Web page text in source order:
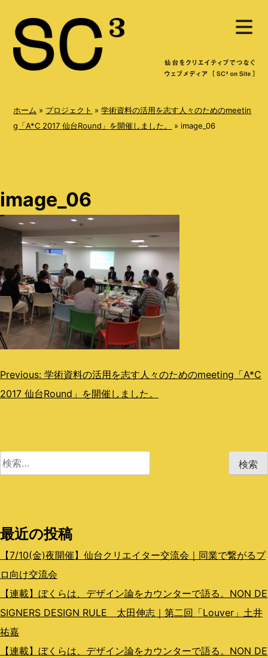
n
メ
ニ
を
開
く
ホーム » プロジェクト »学術資料の活用を志す人々のためのmeetin
g「A*C 2017 仙台Round」を開催しました。
» image_06
image_06
投
稿
ゲ
ョ
ン
Previous: 学術資料の活用を志す人々のためのmeeting「A*C
2017 仙台Round」を開催しました。
検
最近の投稿
【7/10(金)夜開催】仙台クリエイター交流会｜同業で繋がるプ
ロ向け交流会
【連載】ぼくらは、デザイン論をカウンターで語る。NON DE
SIGNERS DESIGN RULE 太田伸志｜第二回「Louver」土井
祐嘉
【連載】ぼくらは、デザイン論をカウンターで語る。NON DE